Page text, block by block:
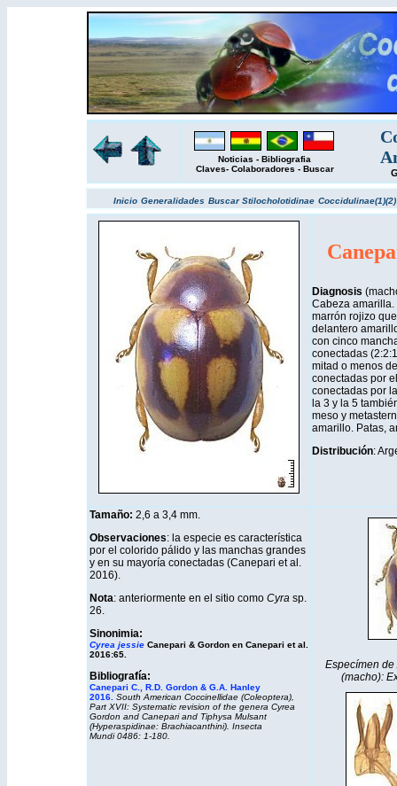
Noticias - Bibliografia
Claves- Colaboradores - Buscar
Inicio Generalidades BuscarStilocholotidinae Coccidulinae(1)(2)
Diagnosis
Cabeza
marrón rojizo
delantero
con cinco
conectadas
mitad o menos
conectadas por
conectadas por
la 3 y la 5
meso y
amarillo. Patas,
Distribución:
Tamaño: 2,6 a 3,4 mm.
Observaciones: la especie es característica
por el colorido pálido y las manchas grandes
y en su mayoría conectadas (Canepari et al.
2016).
Nota: anteriormente en el sitio como Cyra sp.
26.
Sinonimia:
Cyrea jessie Canepari & Gordon en Canepari et al.
2016:65.
Bibliografía:
Canepari C., R.D. Gordon & G.A. Hanley
2016. South American Coccinellidae (Coleoptera),
Part XVII: Systematic revision of the genera Cyrea
Gordon and Canepari and Tiphysa Mulsant
(Hyperaspidinae: Brachiacanthini). Insecta
Mundi0486: 1-180.
Especímen de
(macho):